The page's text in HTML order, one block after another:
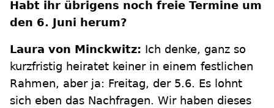
Habt ihr übrigens noch freie Termine um
den 6. Juni herum?
Laura von Minckwitz: Ich denke, ganz so
kurzfristig heiratet keiner in einem festlichen
Rahmen, aber ja: Freitag, der 5.6. Es lohnt
sich eben das Nachfragen. Wir haben dieses